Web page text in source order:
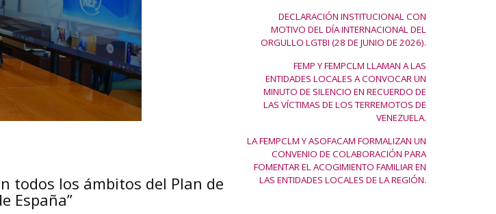
todos los ámbitos del Plan de
España”
DECLARACIÓN INSTITUCIONAL CON
MOTIVO DEL DÍA INTERNACIONAL DEL
ORGULLO LGTBI (28 DE JUNIO DE 2026).
FEMP Y FEMPCLM LLAMAN A LAS
ENTIDADES LOCALES A CONVOCAR UN
MINUTO DE SILENCIO EN RECUERDO DE
LAS VÍCTIMAS DE LOS TERREMOTOS DE
VENEZUELA.
LA FEMPCLM Y ASOFACAM FORMALIZAN UN
CONVENIO DE COLABORACIÓN PARA
FOMENTAR EL ACOGIMIENTO FAMILIAR EN
LAS ENTIDADES LOCALES DE LA REGIÓN.